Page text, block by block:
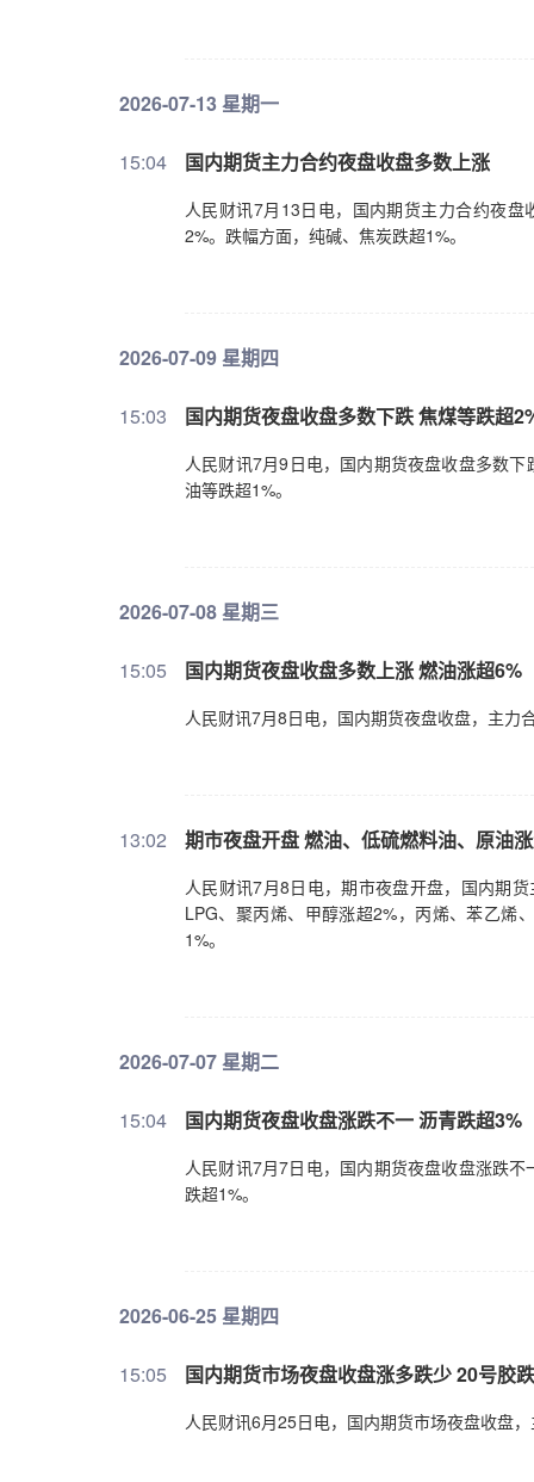
2026-07-13 星期一
15:04 国内期货主力合约夜盘收盘多数上涨
人民财讯7月13日电，国内期货主力合约夜
2%。跌幅方面，纯碱、焦炭跌超1%。
2026-07-09 星期四
15:03 国内期货夜盘收盘多数下跌 焦煤等跌超
人民财讯7月9日电，国内期货夜盘收盘多数
油等跌超1%。
2026-07-08 星期三
15:05 国内期货夜盘收盘多数上涨 燃油涨超6%
人民财讯7月8日电，国内期货夜盘收盘，主力
13:02 期市夜盘开盘 燃油、低硫燃料油、原油
人民财讯7月8日电，期市夜盘开盘，国内期
LPG、聚丙烯、甲醇涨超2%，丙烯、苯乙烯
1%。
2026-07-07 星期二
15:04 国内期货夜盘收盘涨跌不一 沥青跌超3%
人民财讯7月7日电，国内期货夜盘收盘涨跌
跌超1%。
2026-06-25 星期四
15:05 国内期货市场夜盘收盘涨多跌少 20号胶
人民财讯6月25日电，国内期货市场夜盘收盘